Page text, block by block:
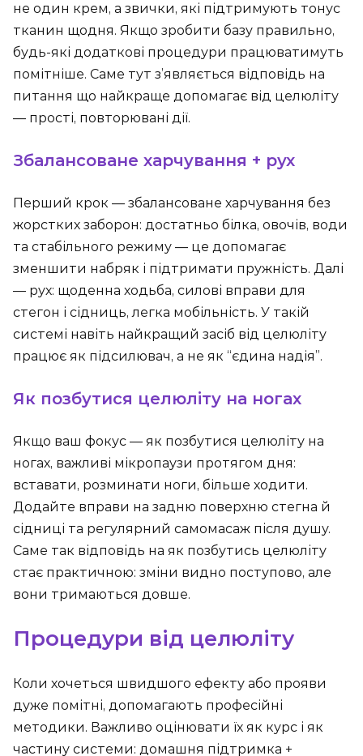
не один крем, а звички, які підтримують тонус
тканин щодня. Якщо зробити базу правильно,
будь-які додаткові процедури працюватимуть
помітніше. Саме тут з’являється відповідь на
питання що найкраще допомагає від целюліту
— прості, повторювані дії.
Збалансоване харчування + рух
Перший крок — збалансоване харчування без
жорстких заборон: достатньо білка, овочів, води
та стабільного режиму — це допомагає
зменшити набряк і підтримати пружність. Далі
— рух: щоденна ходьба, силові вправи для
стегон і сідниць, легка мобільність. У такій
системі навіть найкращий засіб від целюліту
працює як підсилювач, а не як “єдина надія”.
Як позбутися целюліту на ногах
Якщо ваш фокус — як позбутися целюліту на
ногах, важливі мікропаузи протягом дня:
вставати, розминати ноги, більше ходити.
Додайте вправи на задню поверхню стегна й
сідниці та регулярний самомасаж після душу.
Саме так відповідь на як позбутись целюліту
стає практичною: зміни видно поступово, але
вони тримаються довше.
Процедури від целюліту
Коли хочеться швидшого ефекту або прояви
дуже помітні, допомагають професійні
методики. Важливо оцінювати їх як курс і як
частину системи: домашня підтримка +